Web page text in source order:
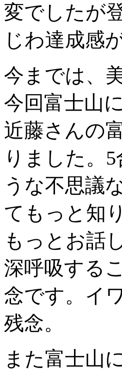
変でしたが
じわ達成感
今までは、
今回富士山
近藤さんの
りました。
うな不思議
てもっと知
もっとお話
深呼吸する
念です。イ
残念。
また富士山